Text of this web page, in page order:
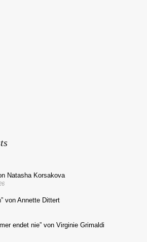
Natasha Korsakova
von Annette Dittert
endet nie” von Virginie Grimaldi